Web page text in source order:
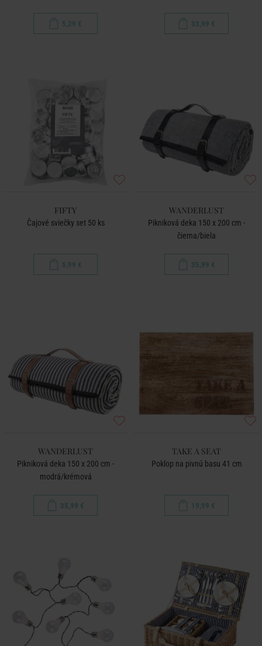
5,29 € 33,99 €
FIFTY
Čajové sviečky set 50 ks
5,99 €
WANDERLUST
Pikniková deka 150 x 200 cm -
čierna/biela
35,99 €
WANDERLUST
Pikniková deka 150 x 200 cm -
modrá/krémová
35,99 €
TAKE A SEAT
Poklop na pivnú basu 41 cm
19,99 €